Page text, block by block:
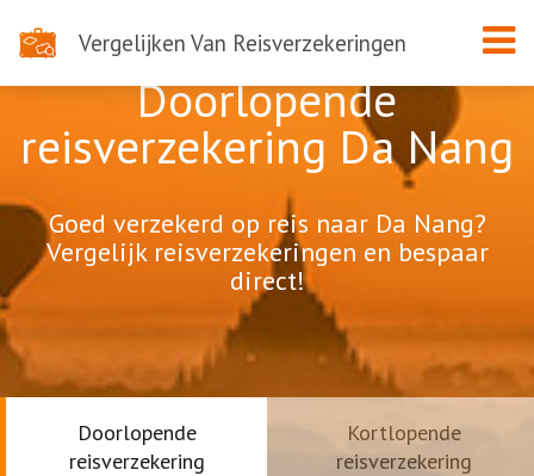
Vergelijken Van Reisverzekeringen
Doorlopende
reisverzekering Da Nang
Goed verzekerd op reis naar Da Nang?
Vergelijk reisverzekeringen en bespaar
direct!
Doorlopende
reisverzekering
Kortlopende
reisverzekering